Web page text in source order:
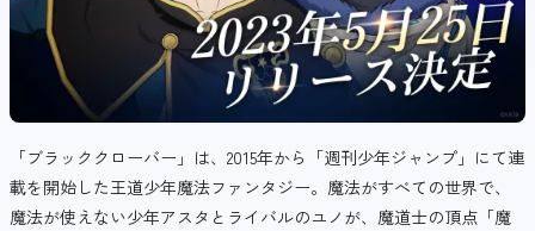
「ブラッククローバー」は、 2015年から「週刊少年ジャンプ」にて連
載を開始した王道少年魔法ファンタジー。魔法がすべての世界で、
魔法が使えない少年アスタとライバルのユノが、魔道士の頂点「魔